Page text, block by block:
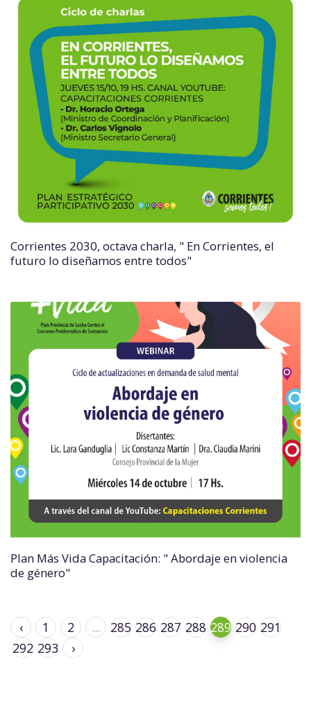
Corrientes 2030, octava charla, " En Corrientes, el
futuro lo diseñamos entre todos"
Plan Más Vida Capacitación: " Abordaje en violencia
de género"
‹ 1 2 ... 285 286 287 288 289 290 291
292 293 ›